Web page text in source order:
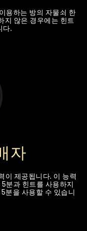
용하는 방의 자물쇠 한
지 않은 경우에는 힌트
다.
자
이 제공됩니다. 이 능력
분과 힌트를 사용하지
분을 사용할 수 있습니